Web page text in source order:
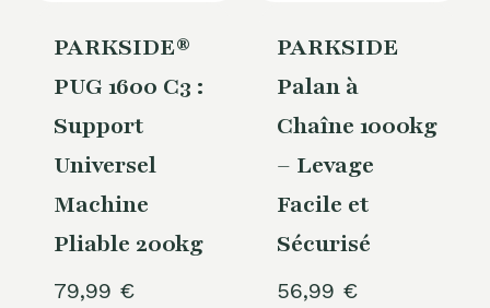
PARKSIDE®
PUG 1600 C3 :
Support
Universel
Machine
Pliable 200kg
79,99 €
PARKSIDE
Palan à
Chaîne 1000kg
– Levage
Facile et
Sécurisé
56,99 €